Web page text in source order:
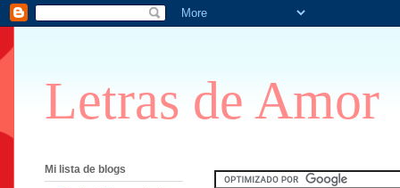
Letras de Amor
Mi lista de blogs